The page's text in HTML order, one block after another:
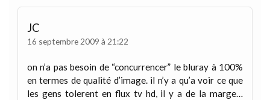
JC
16 septembre 2009 à 21:22
on n’a pas besoin de “concurrencer” le bluray à 100%
en termes de qualité d’image. il n’y a qu’a voir ce que
les gens tolerent en flux tv hd, il y a de la marge…